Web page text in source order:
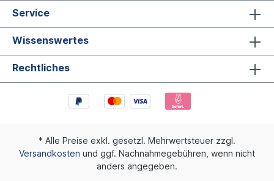
Service
Wissenswertes
Rechtliches
* Alle Preise exkl. gesetzl. Mehrwertsteuer zzgl.
Versandkosten und ggf. Nachnahmegebühren, wenn nicht
anders angegeben.